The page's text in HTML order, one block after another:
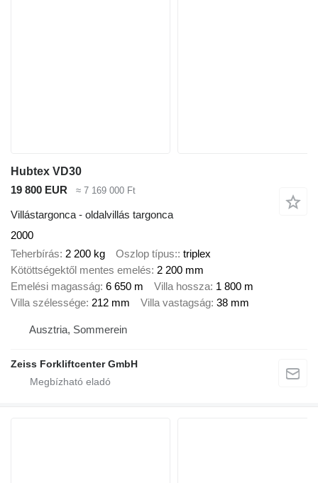
Hubtex VD30
19 800 EUR
≈ 7 169 000 Ft
Villástargonca - oldalvillás targonca
2000
Teherbírás 2 200 kg Oszlop típus: triplex
Kötöttségektől mentes emelés 2 200 mm
Emelési magasság 6 650 m Villa hossza 1 800 m
Villa szélessége 212 mm Villa vastagság 38 mm
Ausztria, Sommerein
Zeiss Forkliftcenter GmbH